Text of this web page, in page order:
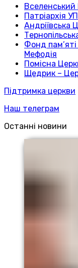
Вселенський
Патріархія
Андріївська
Фонд
Мефодія
Помісна
Щедрик –
Підтримка церкви
Наш телеграм
Останні новини